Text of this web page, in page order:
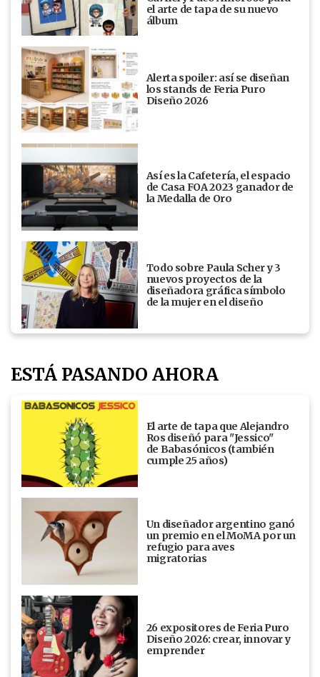
el arte de tapa de su nuevo
álbum
Alerta spoiler: así se diseñan
los stands de Feria Puro
Diseño 2026
Así es la Cafetería, el espacio
de Casa FOA 2023 ganador de
la Medalla de Oro
Todo sobre Paula Scher y 3
nuevos proyectos de la
diseñadora gráfica símbolo
de la mujer en el diseño
ESTÁ PASANDO AHORA
El arte de tapa que Alejandro
Ros diseñó para "Jessico"
de Babasónicos (también
cumple 25 años)
Un diseñador argentino ganó
un premio en el MoMA por un
refugio para aves
migratorias
26 expositores de Feria Puro
Diseño 2026: crear, innovar y
emprender